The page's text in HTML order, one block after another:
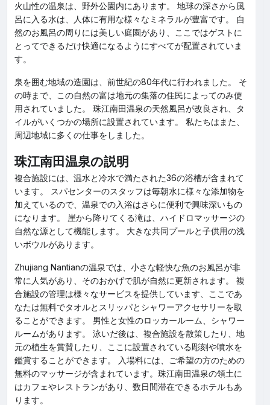
火山性の温泉は、野外公園内にあります。 地球の深さから風
呂に入る水は、人体に有用な様々なミネラルが豊富です。 自
然のお風呂の周りには美しい庭園があり、ここではゲストに
とってできるだけ快適になるようにすべてが配置されていま
す。
泉を囲む地域の造園は、前世紀の80年代に行われました。 そ
の時まで、この自然の富は地元の集落の住民によってのみ使
用されていました。 珠江南田温泉の天然風呂が改良され、タ
イルがいくつかの場所に設置されています。 私たちはまた、
周辺地域に多くの仕事をしました。
珠江南田温泉の説明
複合施設には、温水と冷水で満たされた36の浴槽が含まれて
います。 スパセンターのスタッフは毎朝水に様々な添加物を
加えているので、温泉での入浴はさらに便利で興味深いもの
になります。 崖から降りてくる滝は、ハイドロマッサージの
自然な源として機能します。 大きな共同プールと子供用の浅
いボウルがあります。
Zhujiang Nantianの温泉では、小さな軽快な魚のお風呂が非
常に人気があり、そのおかげで肌が自然に更新されます。 複
合施設の管理は様々なサービスを提供しています、ここであ
なたは無料でタオルとスリッパとシャワーアクセサリーを取
ることができます。 男性と女性のロッカールーム、シャワー
ルームがあります。 泳いだ後は、複合施設を散策したり、地
元の植生を賞賛したり、ここに設置されている彫刻や噴水を
鑑賞することができます。 入場料には、ご希望の方のための
無料のマッサージが含まれています。珠江南田温泉の領土に
はカフェやレストランがあり、数日間滞在できるホテルもあ
ります。